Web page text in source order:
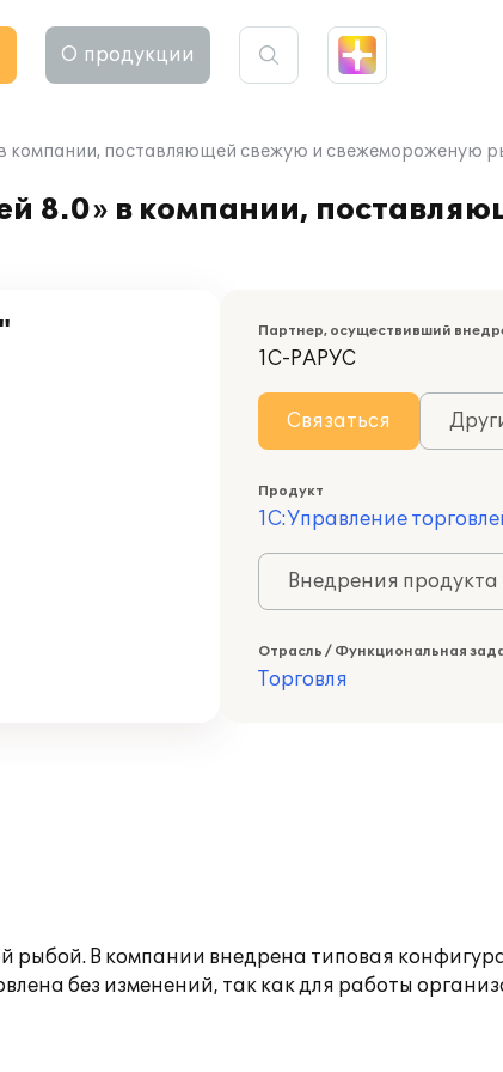
О продукции
компании, поставляющей свежую и свежемороженую
8.0» в компании,
Партнер, осуществивший
1С-РАРУС
Связаться
Продукт
1С:Управление
Внедрения
Отрасль / Функциональная
Торговля
В компании внедрена типовая
без изменений, так как для работы